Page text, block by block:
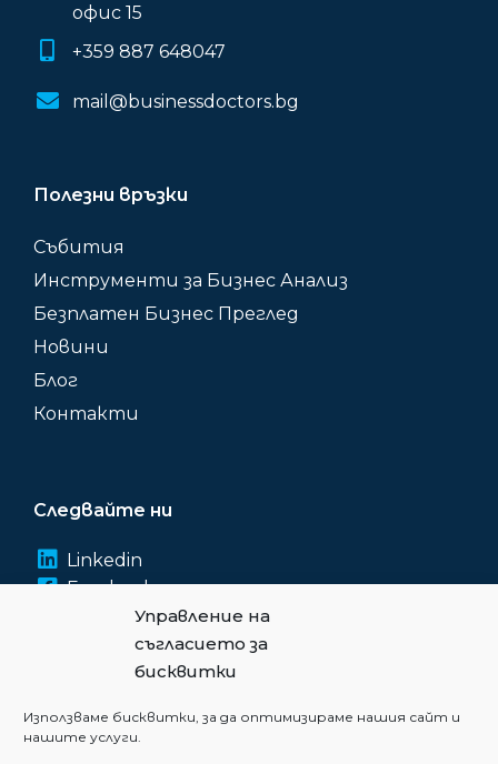
Управление на
съгласието за
бисквитки
Използваме бисквитки, за да оптимизираме нашия сайт и
нашите услуги.
офис 15
+359 887 648047
mail@businessdoctors.bg
Полезни връзки
Събития
Инструменти за Бизнес Анализ
Безплатен Бизнес Преглед
Новини
Блог
Контакти
Следвайте ни
Linkedin
Facebook
Instagram
Youtube